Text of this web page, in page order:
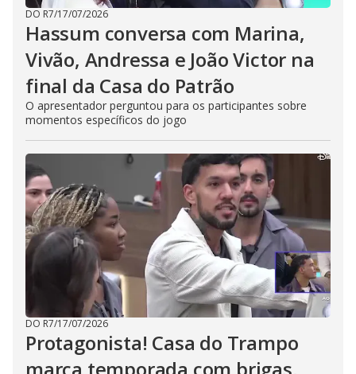
DO R7/17/07/2026
Hassum conversa com Marina,
Vivão, Andressa e João Victor na
final da Casa do Patrão
O apresentador perguntou para os participantes sobre
momentos específicos do jogo
DO R7/17/07/2026
Protagonista! Casa do Trampo